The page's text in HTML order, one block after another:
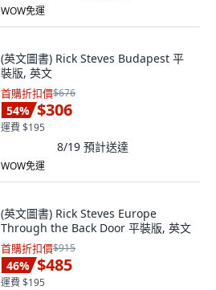
WOW免運
(英文圖書) Rick Steves Budapest 平
裝版, 英文
首購折扣價$676
54% $306
運費 $195
8/19 預計送達
WOW免運
(英文圖書) Rick Steves Europe
Through the Back Door 平裝版, 英文
首購折扣價$915
46% $485
運費 $195